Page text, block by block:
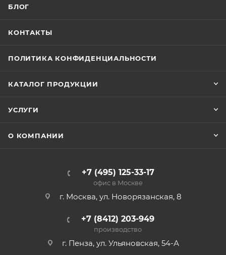
БЛОГ
КОНТАКТЫ
ПОЛИТИКА КОНФИДЕНЦИАЛЬНОСТИ
КАТАЛОГ ПРОДУКЦИИ
УСЛУГИ
О КОМПАНИИ
+7 (495) 125-33-17
офис в Москве
г. Москва, ул. Новорязанская, 8
+7 (8412) 203-949
производство
г. Пенза, ул. Ульяновская, 54-А